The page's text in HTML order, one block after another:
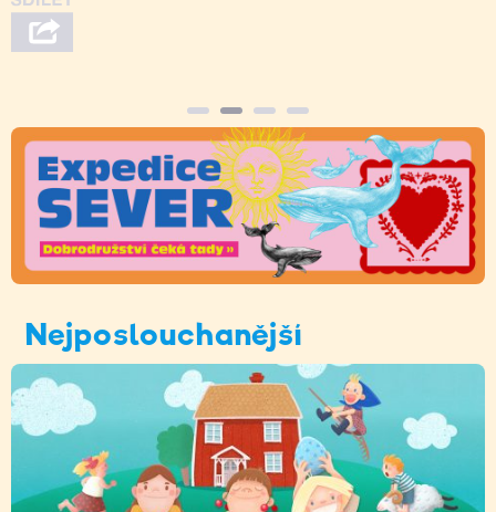
Nejposlouchanější